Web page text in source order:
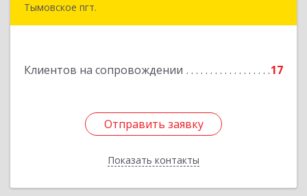
Тымовское пгт.
Клиентов на сопровождении 17
Отправить заявку
Показать контакты
Отправить заявку
Назад